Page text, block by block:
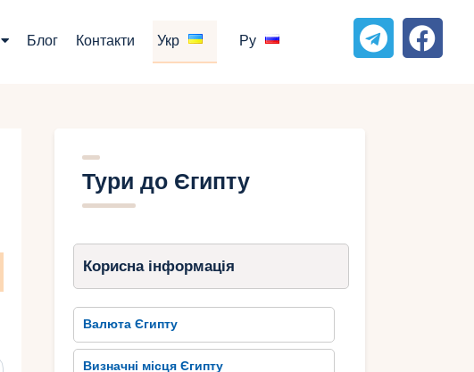
Блог Контакти Укр Ру
Тури до Єгипту
Корисна інформація
Валюта Єгипту
Визначні місця Єгипту